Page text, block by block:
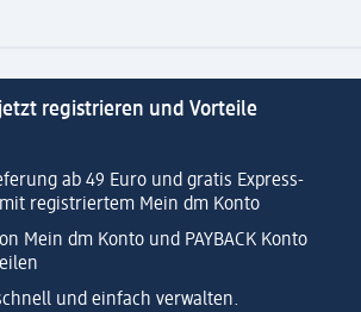
registrieren und Vorteile
ab 49 Euro und gratis Express-
registriertem Mein dm Konto
Mein dm Konto und PAYBACK Konto
und einfach verwalten.